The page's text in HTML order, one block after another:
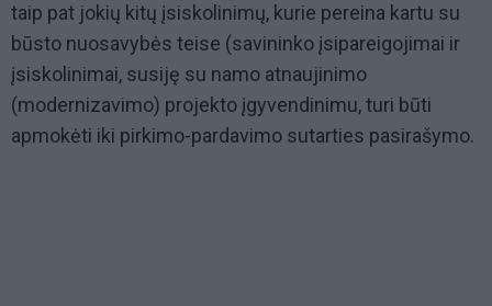
taip pat jokių kitų įsiskolinimų, kurie pereina kartu su
būsto nuosavybės teise (savininko įsipareigojimai ir
įsiskolinimai, susiję su namo atnaujinimo
(modernizavimo) projekto įgyvendinimu, turi būti
apmokėti iki pirkimo-pardavimo sutarties pasirašymo.